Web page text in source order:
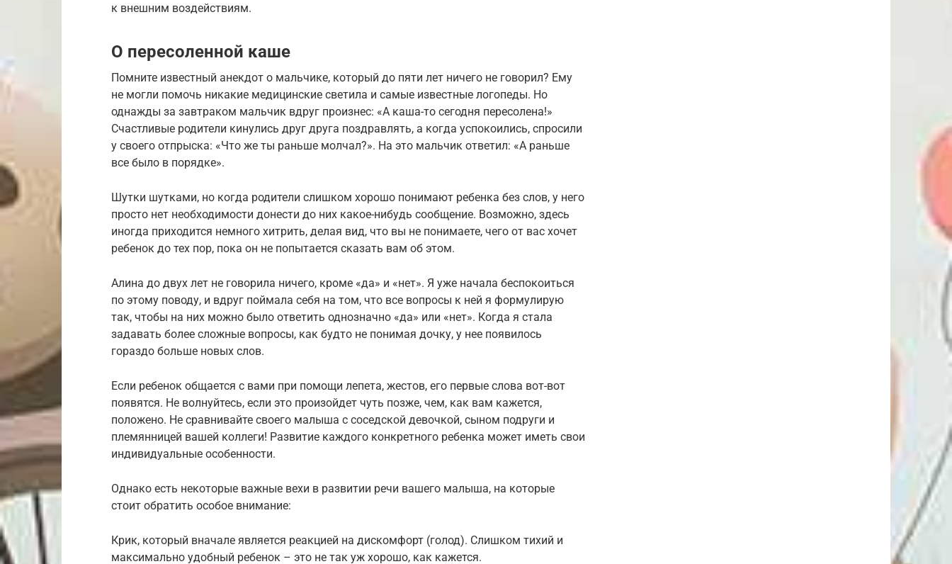
к внешним воздействиям.
О пересоленной каше
Помните известный анекдот о мальчике, который до пяти лет ничего не говорил? Ему
не могли помочь никакие медицинские светила и самые известные логопеды. Но
однажды за завтраком мальчик вдруг произнес: «А каша-то сегодня пересолена!»
Счастливые родители кинулись друг друга поздравлять, а когда успокоились, спросили
у своего отпрыска: «Что же ты раньше молчал?». На это мальчик ответил: «А раньше
все было в порядке».
Шутки шутками, но когда родители слишком хорошо понимают ребенка без слов, у него
просто нет необходимости донести до них какое-нибудь сообщение. Возможно, здесь
иногда приходится немного хитрить, делая вид, что вы не понимаете, чего от вас хочет
ребенок до тех пор, пока он не попытается сказать вам об этом.
Алина до двух лет не говорила ничего, кроме «да» и «нет». Я уже начала беспокоиться
по этому поводу, и вдруг поймала себя на том, что все вопросы к ней я формулирую
так, чтобы на них можно было ответить однозначно «да» или «нет». Когда я стала
задавать более сложные вопросы, как будто не понимая дочку, у нее появилось
гораздо больше новых слов.
Если ребенок общается с вами при помощи лепета, жестов, его первые слова вот-вот
появятся. Не волнуйтесь, если это произойдет чуть позже, чем, как вам кажется,
положено. Не сравнивайте своего малыша с соседской девочкой, сыном подруги и
племянницей вашей коллеги! Развитие каждого конкретного ребенка может иметь свои
индивидуальные особенности.
Однако есть некоторые важные вехи в развитии речи вашего малыша, на которые
стоит обратить особое внимание:
Крик, который вначале является реакцией на дискомфорт (голод). Слишком тихий и
максимально удобный ребенок – это не так уж хорошо, как кажется.